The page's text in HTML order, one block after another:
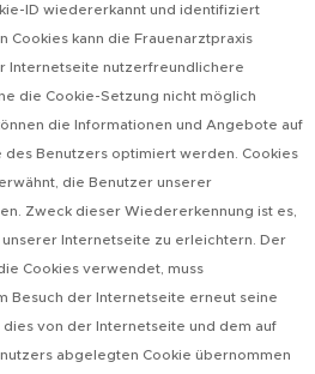
ID wiedererkannt und identifiziert
Cookies kann die Frauenarztpraxis
Internetseite nutzerfreundlichere
die Cookie-Setzung nicht möglich
die Informationen und Angebote auf
Benutzers optimiert werden. Cookies
die Benutzer unserer
Zweck dieser Wiedererkennung ist es,
Internetseite zu erleichtern. Der
Cookies verwendet, muss
Besuch der Internetseite erneut seine
von der Internetseite und dem auf
abgelegten Cookie übernommen